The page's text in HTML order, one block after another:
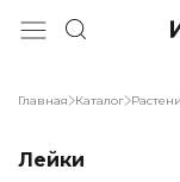
Главная Каталог
Лейки